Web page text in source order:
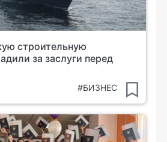
строительную
за заслуги перед
#БИЗНЕС